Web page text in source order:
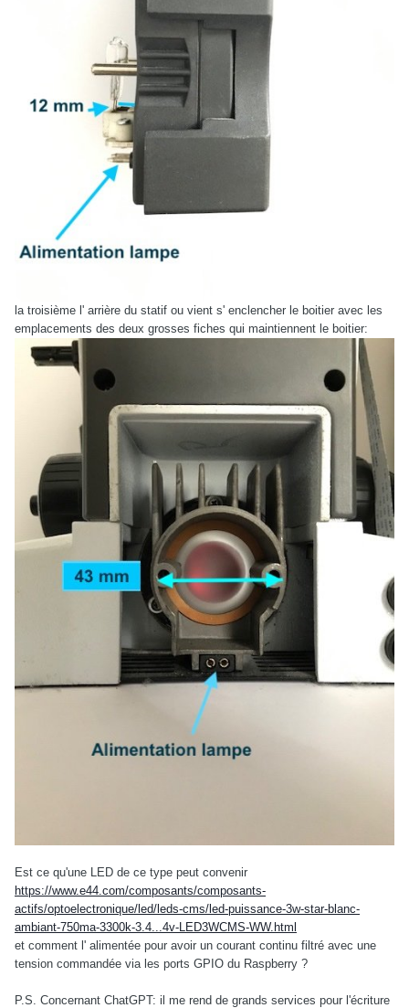
la troisième l' arrière du statif ou vient s' enclencher le boitier avec les
emplacements des deux grosses fiches qui maintiennent le boitier:
Est ce qu'une LED de ce type peut convenir
https://www.e44.com/composants/composants-
actifs/optoelectronique/led/leds-cms/led-puissance-3w-star-blanc-
ambiant-750ma-3300k-3.4...4v-LED3WCMS-WW.html
et comment l' alimentée pour avoir un courant continu filtré avec une
tension commandée via les ports GPIO du Raspberry ?
P.S. Concernant ChatGPT: il me rend de grands services pour l'écriture